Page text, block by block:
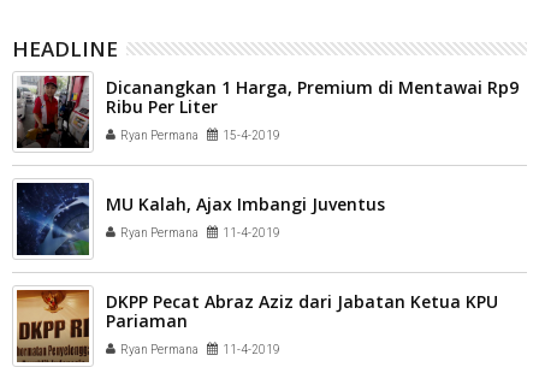
HEADLINE
Dicanangkan 1 Harga, Premium di Mentawai Rp9
Ribu Per Liter
Ryan Permana 15-4-2019
MU Kalah, Ajax Imbangi Juventus
Ryan Permana 11-4-2019
DKPP Pecat Abraz Aziz dari Jabatan Ketua KPU
Pariaman
Ryan Permana 11-4-2019